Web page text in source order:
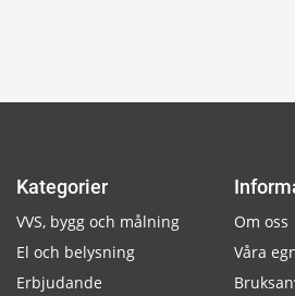
Kategorier
VVS, bygg och målning
El och belysning
Erbjudande
Om oss
Våra